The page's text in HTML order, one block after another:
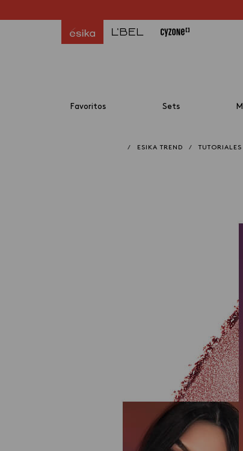
Favoritos Sets
/ ESIKA TREND / TUTORIALES